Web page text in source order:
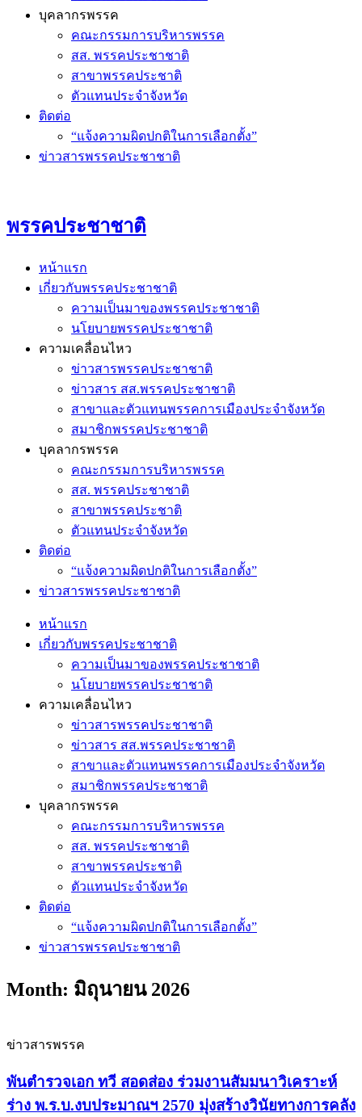
บุคลากรพรรค
คณะกรรมการบริหารพรรค
สส. พรรคประชาชาติ
สาขาพรรคประชาติ
ตัวแทนประจำจังหวัด
ติดต่อ
“แจ้งความผิดปกติในการเลือกตั้ง”
ข่าวสารพรรคประชาชาติ
พรรคประชาชาติ
หน้าแรก
เกี่ยวกับพรรคประชาชาติ
ความเป็นมาของพรรคประชาชาติ
นโยบายพรรคประชาชาติ
ความเคลื่อนไหว
ข่าวสารพรรคประชาชาติ
ข่าวสาร สส.พรรคประชาชาติ
สาขาและตัวแทนพรรคการเมืองประจำจังหวัด
สมาชิกพรรคประชาชาติ
บุคลากรพรรค
คณะกรรมการบริหารพรรค
สส. พรรคประชาชาติ
สาขาพรรคประชาติ
ตัวแทนประจำจังหวัด
ติดต่อ
“แจ้งความผิดปกติในการเลือกตั้ง”
ข่าวสารพรรคประชาชาติ
หน้าแรก
เกี่ยวกับพรรคประชาชาติ
ความเป็นมาของพรรคประชาชาติ
นโยบายพรรคประชาชาติ
ความเคลื่อนไหว
ข่าวสารพรรคประชาชาติ
ข่าวสาร สส.พรรคประชาชาติ
สาขาและตัวแทนพรรคการเมืองประจำจังหวัด
สมาชิกพรรคประชาชาติ
บุคลากรพรรค
คณะกรรมการบริหารพรรค
สส. พรรคประชาชาติ
สาขาพรรคประชาติ
ตัวแทนประจำจังหวัด
ติดต่อ
“แจ้งความผิดปกติในการเลือกตั้ง”
ข่าวสารพรรคประชาชาติ
Month: มิถุนายน 2026
ข่าวสารพรรค
พันตำรวจเอก ทวี สอดส่อง ร่วมงานสัมมนาวิเคราะห์
ร่าง พ.ร.บ.งบประมาณฯ 2570 มุ่งสร้างวินัยทางการคลัง